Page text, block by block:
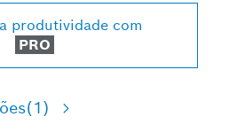
produtividade com
PRO
(1)